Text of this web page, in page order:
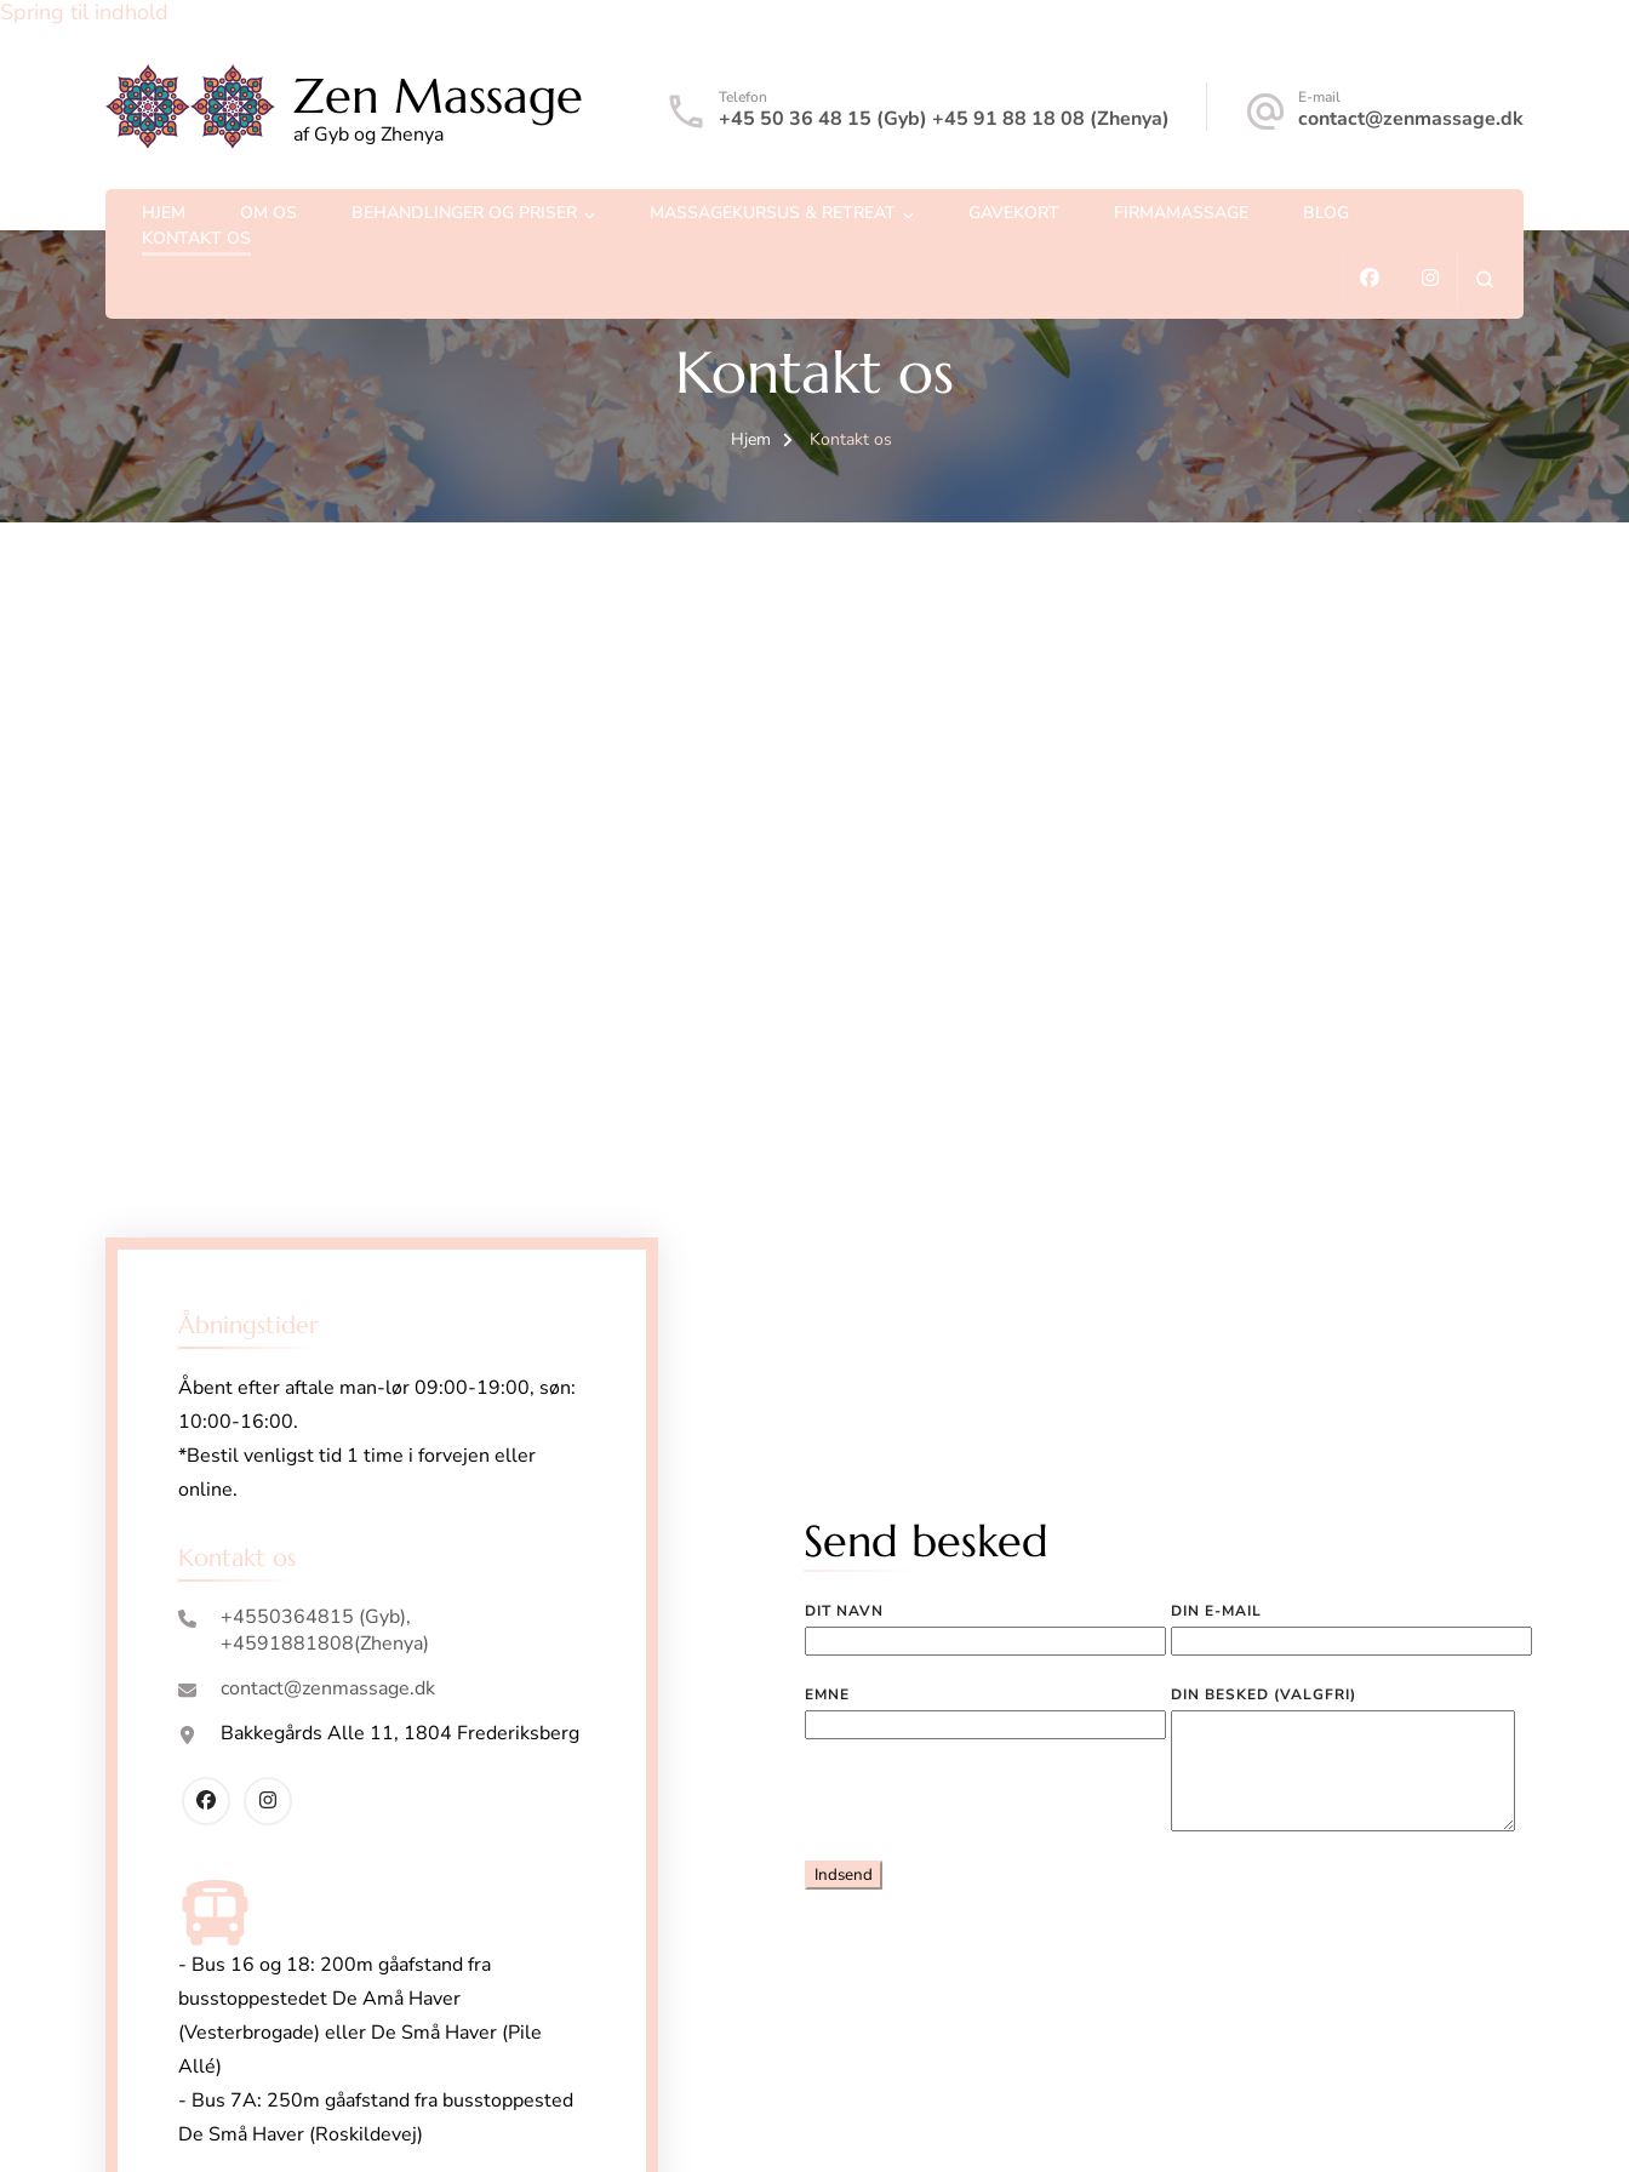
Spring til indhold
Zen Massage
af Gyb og Zhenya
Telefon
+45 50 36 48 15 (Gyb) +45 91 88 18 08 (Zhenya)
E-mail
contact@zenmassage.dk
HJEM OM OS BEHANDLINGER OG PRISER MASSAGEKURSUS & RETREAT GAVEKORT FIRMAMASSAGE
BLOG
KONTAKT OS
Kontakt os
Hjem Kontakt os
Åbningstider
Åbent efter aftale man-lør 09:00-19:00, søn:
10:00-16:00.
*Bestil venligst tid 1 time i forvejen eller
online.
Kontakt os
+4550364815 (Gyb),
+4591881808(Zhenya)
contact@zenmassage.dk
Bakkegårds Alle 11, 1804 Frederiksberg
- Bus 16 og 18: 200m gåafstand fra
busstoppestedet De Amå Haver
(Vesterbrogade) eller De Små Haver (Pile
Allé)
- Bus 7A: 250m gåafstand fra busstoppested
De Små Haver (Roskildevej)
Send besked
DIT NAVN DIN E-MAIL
EMNE DIN BESKED (VALGFRI)